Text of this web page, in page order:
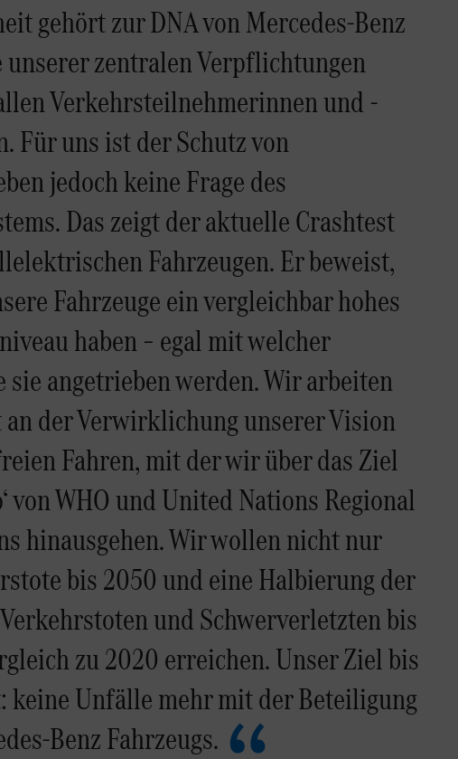
gehört zur DNA von Mercedes-Benz
zentralen Verpflichtungen
Verkehrsteilnehmerinnen und -
Für uns ist der Schutz von
jedoch keine Frage des
Das zeigt der aktuelle Crashtest
Fahrzeugen. Er beweist,
Fahrzeuge ein vergleichbar hohes
haben – egal mit welcher
sie angetrieben werden. Wir arbeiten
an der Verwirklichung unserer Vision
Fahren, mit der wir über das Ziel
von WHO und United Nations Regional
hinausgehen. Wir wollen nicht nur
bis 2050 und eine Halbierung der
und Schwerverletzten bis
zu 2020 erreichen. Unser Ziel bis
keine Unfälle mehr mit der Beteiligung
Benz Fahrzeugs.